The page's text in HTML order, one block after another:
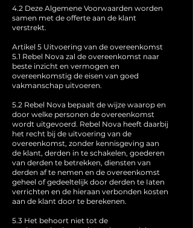
4.2 Deze Algemene Voorwaarden worden
samen met de offerte aan de klant
verstrekt.
Artikel 5 Uitvoering van de overeenkomst
5.1 Rebel Nova zal de overeenkomst naar
beste inzicht en vermogen en
overeenkomstig de eisen van goed
vakmanschap uitvoeren.
5.2 Rebel Nova bepaalt de wijze waarop en
door welke personen de overeenkomst
wordt uitgevoerd. Rebel Nova heeft daarbij
het recht bij de uitvoering van de
overeenkomst, zonder kennisgeving aan
de klant, derden in te schakelen, goederen
van derden te betrekken, diensten van
derden af te nemen en de overeenkomst
geheel of gedeeltelijk door derden te Iaten
verrichten en de hieraan verbonden kosten
aan de klant door te berekenen.
5.3 Het behoort niet tot de